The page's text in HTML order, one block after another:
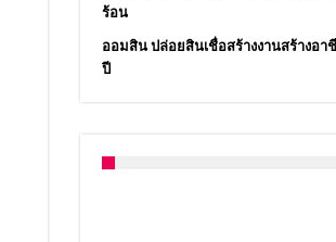
ร้อน
ออมสิน ปล่อยสินเชื่อสร้างงานสร้างอ
ปี